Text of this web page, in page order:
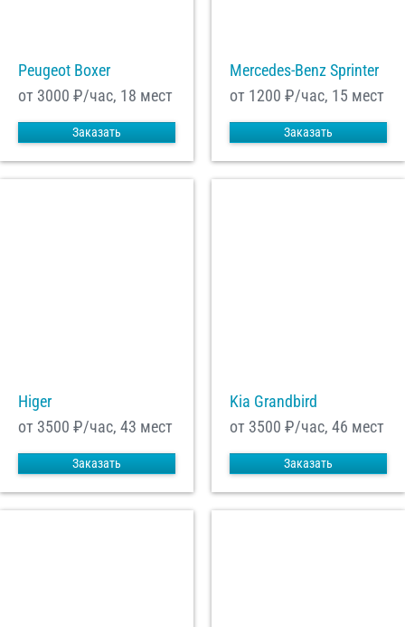
Peugeot Boxer
от 3000 ₽/час, 18 мест
Заказать
Mercedes-Benz Sprinter
от 1200 ₽/час, 15 мест
Заказать
Higer
от 3500 ₽/час, 43 мест
Заказать
Kia Grandbird
от 3500 ₽/час, 46 мест
Заказать